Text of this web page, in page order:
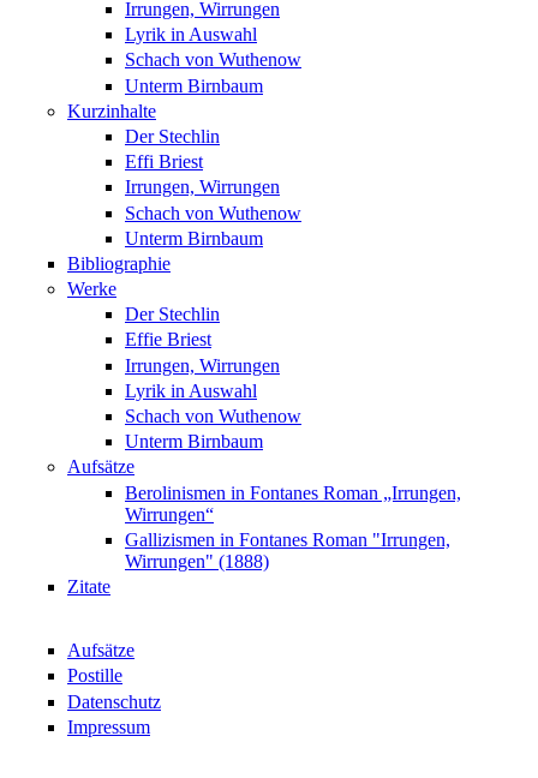
Irrungen, Wirrungen
Lyrik in Auswahl
Schach von Wuthenow
Unterm Birnbaum
Kurzinhalte
Der Stechlin
Effi Briest
Irrungen, Wirrungen
Schach von Wuthenow
Unterm Birnbaum
Bibliographie
Werke
Der Stechlin
Effie Briest
Irrungen, Wirrungen
Lyrik in Auswahl
Schach von Wuthenow
Unterm Birnbaum
Aufsätze
Berolinismen in Fontanes Roman „Irrungen,
Wirrungen“
Gallizismen in Fontanes Roman "Irrungen,
Wirrungen" (1888)
Zitate
Aufsätze
Postille
Datenschutz
Impressum